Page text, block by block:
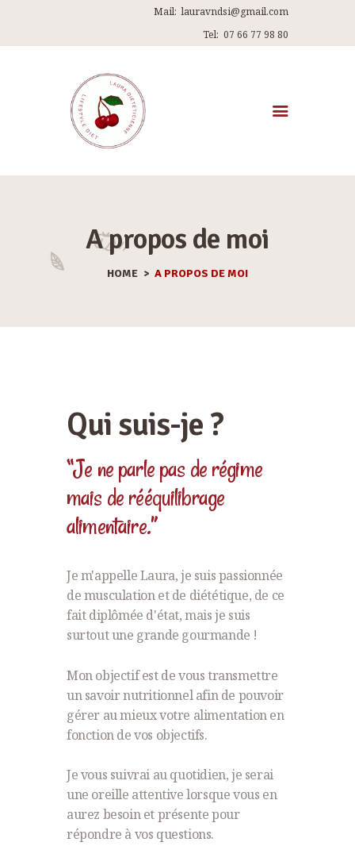
Mail: lauravndsi@gmail.com
Tel: 07 66 77 98 80
A propos de moi
HOME A PROPOS DE MOI
RECETTES
ARTICLES
“Je ne parle pas de régime
mais de rééquilibrage
alimentaire.”
Qui suis-je ?
Je m'appelle Laura, je suis passionnée
de musculation et de diététique, de ce
fait diplômée d'état, mais je suis
surtout une grande gourmande !
Mon objectif est de vous transmettre
un savoir nutritionnel afin de pouvoir
gérer au mieux votre alimentation en
fonction de vos objectifs.
Je vous suivrai au quotidien, je serai
une oreille attentive lorsque vous en
aurez besoin et présente pour
répondre à vos questions.